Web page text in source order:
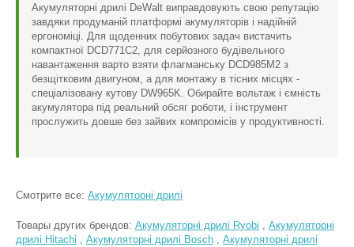
Акумуляторні дрилі DeWalt виправдовують свою репутацію
завдяки продуманій платформі акумуляторів і надійній
ергономіці. Для щоденних побутових задач вистачить
компактної DCD771C2, для серйозного будівельного
навантаження варто взяти флагманську DCD985M2 з
безщітковим двигуном, а для монтажу в тісних місцях -
спеціалізовану кутову DW965K. Обирайте вольтаж і ємність
акумулятора під реальний обсяг роботи, і інструмент
прослужить довше без зайвих компромісів у продуктивності.
Смотрите все: Акумуляторні дрилі
Товары других брендов: Акумуляторні дрилі Ryobi , Акумуляторні
дрилі Hitachi , Акумуляторні дрилі Bosch , Акумуляторні дрилі